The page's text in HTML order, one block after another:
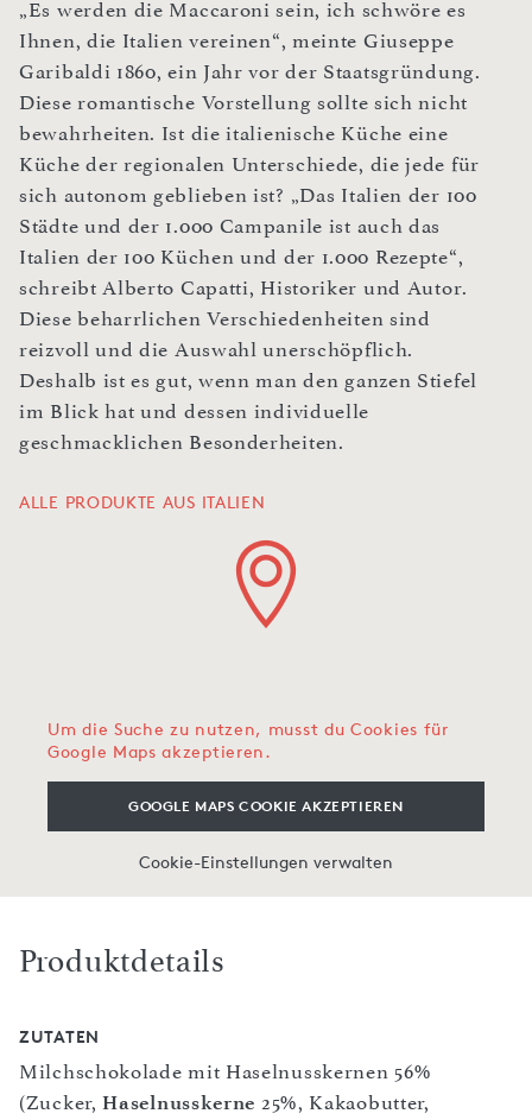
„Es werden die Maccaroni sein, ich schwöre es
Ihnen, die Italien vereinen“, meinte Giuseppe
Garibaldi 1860, ein Jahr vor der Staatsgründung.
Diese romantische Vorstellung sollte sich nicht
bewahrheiten. Ist die italienische Küche eine
Küche der regionalen Unterschiede, die jede für
sich autonom geblieben ist? „Das Italien der 100
Städte und der 1.000 Campanile ist auch das
Italien der 100 Küchen und der 1.000 Rezepte“,
schreibt Alberto Capatti, Historiker und Autor.
Diese beharrlichen Verschiedenheiten sind
reizvoll und die Auswahl unerschöpflich.
Deshalb ist es gut, wenn man den ganzen Stiefel
im Blick hat und dessen individuelle
geschmacklichen Besonderheiten.
ALLE PRODUKTE AUS ITALIEN
Um die Suche zu nutzen, musst du Cookies für
Google Maps akzeptieren.
GOOGLE MAPS COOKIE AKZEPTIEREN
Cookie-Einstellungen verwalten
Produktdetails
ZUTATEN
Milchschokolade mit Haselnusskernen 56%
(Zucker,Haselnusskerne 25%, Kakaobutter,